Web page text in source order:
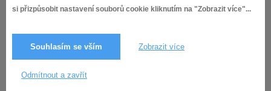
si přizpůsobit nastavení souborů cookie kliknutím na "Zobrazit více"...
Souhlasím se vším Zobrazit více
Odmítnout a zavřít